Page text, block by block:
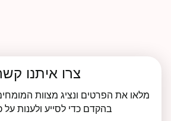
צרו איתנו
מלאו את הפרטים ונציג מצוות
בהקדם כדי לסייע ולענות על